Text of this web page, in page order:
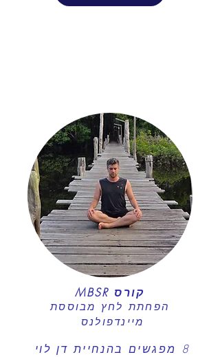
קורס MBSR
הפחתת לחץ מבוססת
מיינדפולנס
8 מפגשים
בהנחיית דן לוי